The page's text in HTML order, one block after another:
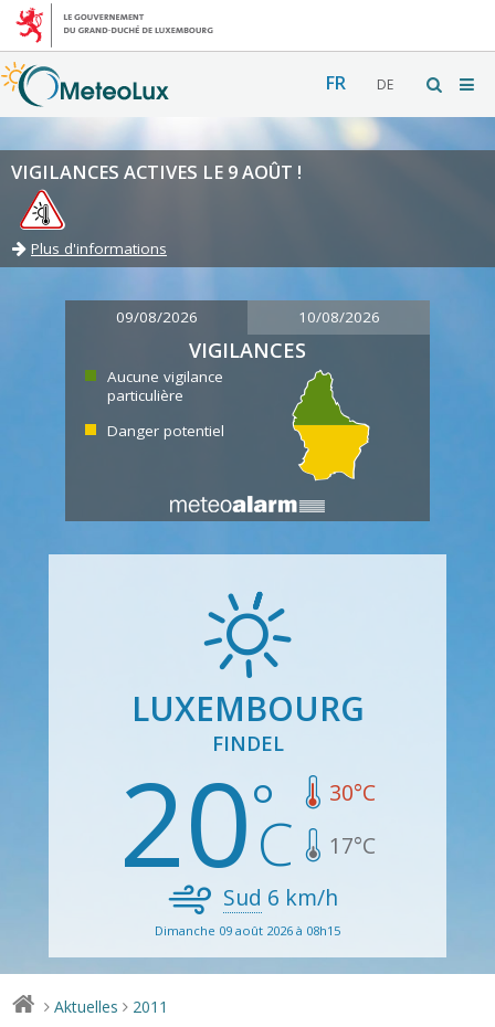
FR DE
VIGILANCES ACTIVES LE 9 AOÛT !
Plus d'informations
09/08/2026 10/08/2026
VIGILANCES
Aucune vigilance
particulière
Danger potentiel
LUXEMBOURG
FINDEL
20 30°C
17°C
Sud 6 km/h
Dimanche 09 août 2026 à 08h15
> Aktuelles > 2011